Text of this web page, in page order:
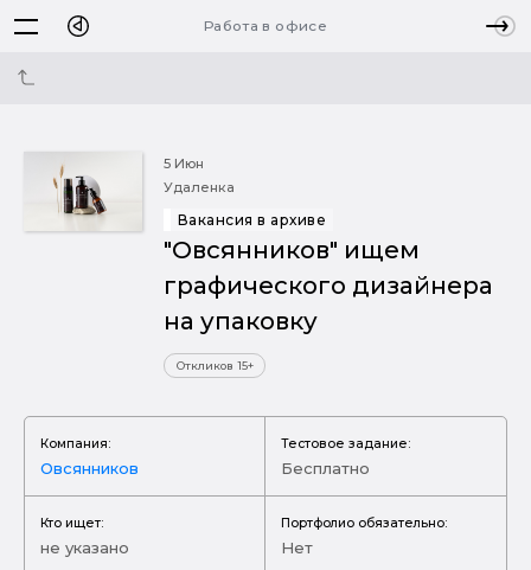
Работа в офисе
5 Июн
Удаленка
Вакансия в архиве
"Овсянников" ищем
графического дизайнера
на упаковку
Откликов 15+
Компания:
Овсянников
Тестовое задание:
Бесплатно
Кто ищет:
не указано
Портфолио обязательно:
Нет